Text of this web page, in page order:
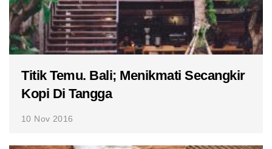
Titik Temu. Bali; Menikmati Secangkir
Kopi Di Tangga
10 Nov 2016